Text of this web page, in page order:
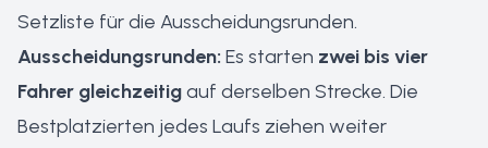
Setzliste für die Ausscheidungsrunden.
Ausscheidungsrunden: Es starten zwei bis vier
Fahrer gleichzeitigauf derselben Strecke. Die
Bestplatzierten jedes Laufs ziehen weiter